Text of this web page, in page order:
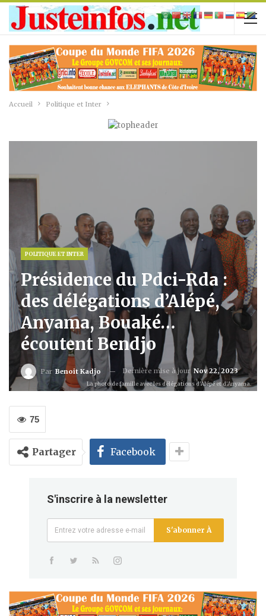
Accueil Politique et Inter
POLITIQUE ET INTER
Présidence du Pdci-Rda :
des délégations d’Alépé,
Anyama, Bouaké…
écoutent Bendjo
Par Benoit Kadjo Dernière mise à jour Nov 22, 2023
La photo de famille avec les délégations d'Alépé et d'Anyama.
75
Partager Facebook
S'inscrire à la newsletter
S'abonner À